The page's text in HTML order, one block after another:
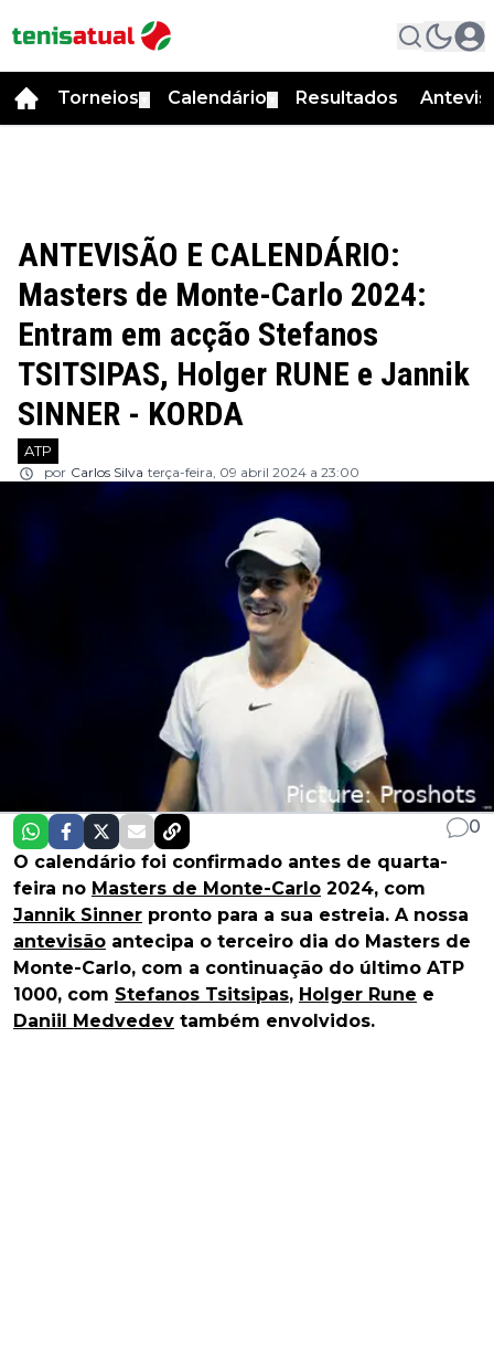
Torneios Calendário Resultados
ANTEVISÃO E CALENDÁRIO:
Masters de Monte-Carlo 2024:
Entram em acção Stefanos
TSITSIPAS, Holger RUNE e Jannik
SINNER - KORDA
ATP
por Carlos Silva terça-feira, 09 abril 2024 a 23:00
0
O calendário foi confirmado antes de quarta-
feira no Masters de Monte-Carlo 2024, com
Jannik Sinner pronto para a sua estreia. A nossa
antevisão antecipa o terceiro dia do Masters de
Monte-Carlo, com a continuação do último ATP
1000, com Stefanos Tsitsipas, Holger Rune e
Daniil Medvedev também envolvidos.